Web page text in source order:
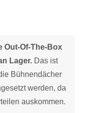
Out-Of-The-Box
Lager. Das ist
Bühnendächer
werden, da
auskommen.